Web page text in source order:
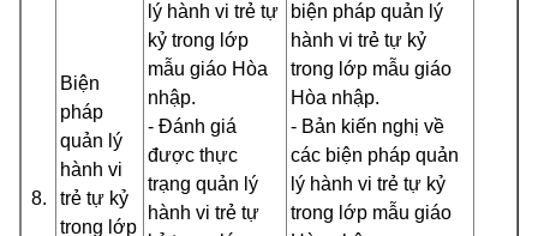
8.
Biện
pháp
quản lý
hành vi
trẻ tự kỷ
trong lớp
lý hành vi trẻ tự
kỷ trong lớp
mẫu giáo Hòa
nhập.
- Đánh giá
được thực
trạng quản lý
hành vi trẻ tự
biện pháp quản lý
hành vi trẻ tự kỷ
trong lớp mẫu giáo
Hòa nhập.
- Bản kiến nghị về
các biện pháp quản
lý hành vi trẻ tự kỷ
trong lớp mẫu giáo